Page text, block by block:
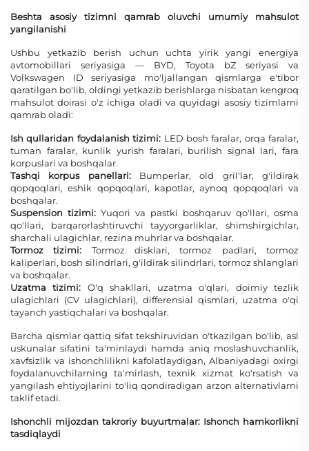
Beshta asosiy tizimni qamrab oluvchi umumiy mahsulot
yangilanishi
Ushbu yetkazib berish uchun uchta yirik yangi energiya
avtomobillari seriyasiga — BYD, Toyota bZ seriyasi va
Volkswagen ID seriyasiga mo'ljallangan qismlarga e'tibor
qaratilgan bo'lib, oldingi yetkazib berishlarga nisbatan kengroq
mahsulot doirasi o'z ichiga oladi va quyidagi asosiy tizimlarni
qamrab oladi:
Ish qullaridan foydalanish tizimi: LED bosh faralar, orqa faralar,
tuman faralar, kunlik yurish faralari, burilish signal lari, fara
korpuslari va boshqalar.
Tashqi korpus panellari: Bumperlar, old gril'lar, g'ildirak
qopqoqlari, eshik qopqoqlari, kapotlar, aynoq qopqoqlari va
boshqalar.
Suspension tizimi: Yuqori va pastki boshqaruv qo'llari, osma
qo'llari, barqarorlashtiruvchi tayyorgarliklar, shimshirgichlar,
sharchali ulagichlar, rezina muhrlar va boshqalar.
Tormoz tizimi: Tormoz disklari, tormoz padlari, tormoz
kaliperlari, bosh silindrlari, g'ildirak silindrlari, tormoz shlanglari
va boshqalar.
Uzatma tizimi: O'q shakllari, uzatma o'qlari, doimiy tezlik
ulagichlari (CV ulagichlari), differensial qismlari, uzatma o'qi
tayanch yastiqchalari va boshqalar.
Barcha qismlar qattiq sifat tekshiruvidan o'tkazilgan bo'lib, asl
uskunalar sifatini ta'minlaydi hamda aniq moslashuvchanlik,
xavfsizlik va ishonchlilikni kafolatlaydigan, Albaniyadagi oxirgi
foydalanuvchilarning ta'mirlash, texnik xizmat ko'rsatish va
yangilash ehtiyojlarini to'liq qondiradigan arzon alternativlarni
taklif etadi.
Ishonchli mijozdan takroriy buyurtmalar: Ishonch hamkorlikni
tasdiqlaydi